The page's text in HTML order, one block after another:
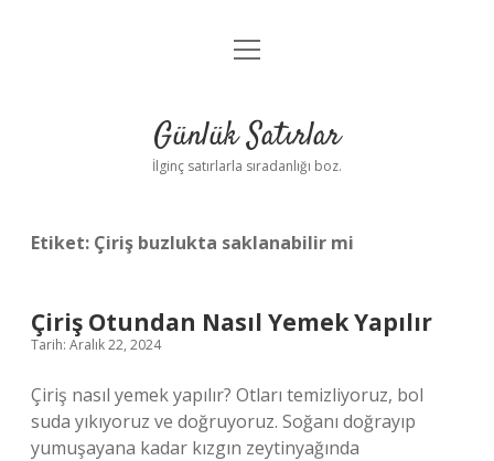
Anasayfa
Yasal Uyarı
menüyü
Günlük Satırlar
İlginç satırlarla sıradanlığı boz.
Etiket: Çiriş buzlukta saklanabilir mi
Çiriş Otundan Nasıl Yemek Yapılır
Tarih: Aralık 22, 2024
Çiriş nasıl yemek yapılır? Otları temizliyoruz, bol
suda yıkıyoruz ve doğruyoruz. Soğanı doğrayıp
yumuşayana kadar kızgın zeytinyağında